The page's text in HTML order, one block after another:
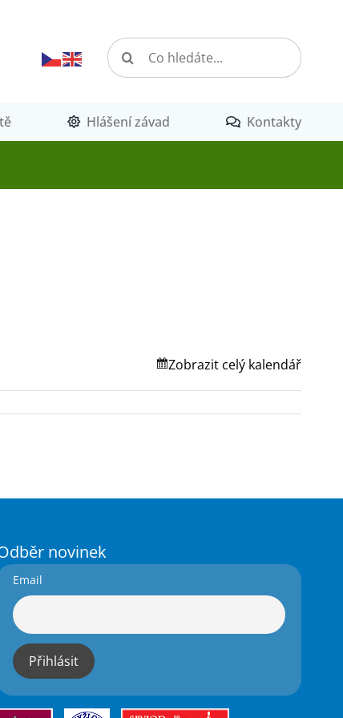
Hledat:
Hlášení závad Kontakty
Zobrazit celý kalendář
novinek
Email